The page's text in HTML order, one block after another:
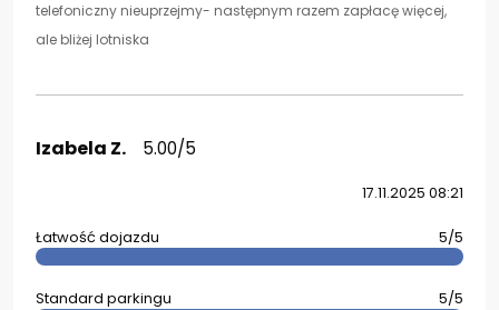
telefoniczny nieuprzejmy- następnym razem zapłacę więcej,
ale bliżej lotniska
Izabela Z. 5.00/5
17.11.2025 08:21
Łatwość dojazdu 5/5
Standard parkingu 5/5